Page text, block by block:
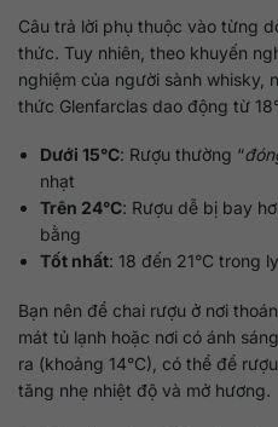
Câu trả lời phụ thuộc vào từng
thức. Tuy nhiên, theo khuyến
nghiệm của người sành whisky,
thức Glenfarclas dao động từ
Dưới 15°C: Rượu thường “
nhạt
Trên 24°C: Rượu dễ bị bay
bằng
Tốt nhất: 18 đến 21°C trong
Bạn nên để chai rượu ở nơi
mát tủ lạnh hoặc nơi có ánh
ra (khoảng 14°C), có thể để
tăng nhẹ nhiệt độ và mở hương.